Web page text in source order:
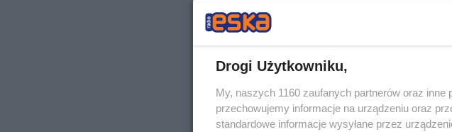
Drogi Użytkowniku,
My, naszych 1160 zaufanych partnerów oraz
przechowujemy informacje na urządzeniu oraz
standardowe informacje wysyłane przez